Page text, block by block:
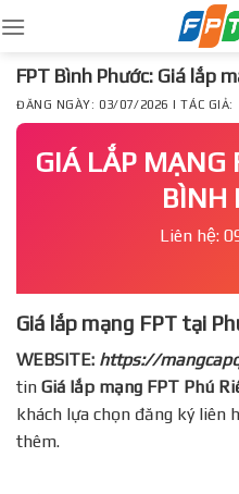
to
content
FPT Bình Phước: Giá lắp
ĐĂNG NGÀY: 03/07/2026 | TÁC GIẢ:
GIÁ LẮP MẠNG
BÌNH
Liên hệ:
Giá lắp mạng FPT tại
WEBSITE: https://
tin Giá lắp mạng FPT Phú
khách lựa chọn đăng ký liên
thêm.